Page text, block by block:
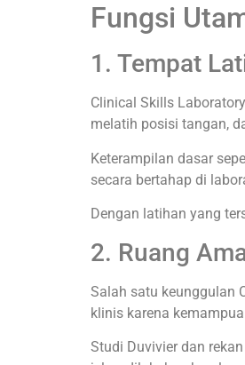
Fungsi
1. Tempat
Clinical Skills
melatih posisi tangan,
Keterampilan dasar
secara bertahap di
Dengan latihan yang
2. Ruang
Salah satu keunggulan
klinis karena
Studi Duvivier dan